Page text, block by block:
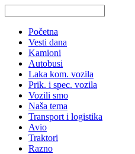
Početna
Vesti dana
Kamioni
Autobusi
Laka kom. vozila
Prik. i spec. vozila
Vozili smo
Naša tema
Transport i logistika
Avio
Traktori
Razno